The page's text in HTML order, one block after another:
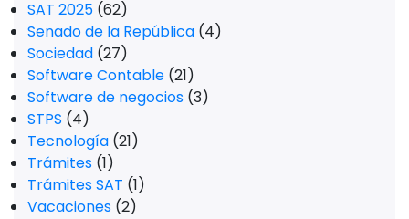
SAT 2025 (62)
Senado de la República (4)
Sociedad (27)
Software Contable (21)
Software de negocios (3)
STPS (4)
Tecnología (21)
Trámites (1)
Trámites SAT (1)
Vacaciones (2)